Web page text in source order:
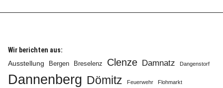
Wir berichten aus:
Ausstellung
Bergen Breselenz Clenze Damnatz Dangenstorf
Dannenberg Dömitz Feuerwehr Flohmarkt